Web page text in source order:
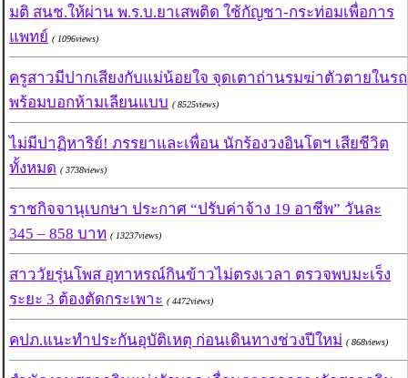
มติ สนช.ให้ผ่าน พ.ร.บ.ยาเสพติด ใช้กัญชา-กระท่อมเพื่อการ
แพทย์ ( 1096views)
ครูสาวมีปากเสียงกับแม่น้อยใจ จุดเตาถ่านรมฆ่าตัวตายในรถ
พร้อมบอกห้ามเลียนแบบ ( 8525views)
ไม่มีปาฏิหาริย์! ภรรยาและเพื่อน นักร้องวงอินโดฯ เสียชีวิต
ทั้งหมด ( 3738views)
ราชกิจจานุเบกษา ประกาศ “ปรับค่าจ้าง 19 อาชีพ” วันละ
345 – 858 บาท ( 13237views)
สาววัยรุ่นโพส อุทาหรณ์กินข้าวไม่ตรงเวลา ตรวจพบมะเร็ง
ระยะ 3 ต้องตัดกระเพาะ ( 4472views)
คปภ.แนะทำประกันอุบัติเหตุ ก่อนเดินทางช่วงปีใหม่ ( 868views)